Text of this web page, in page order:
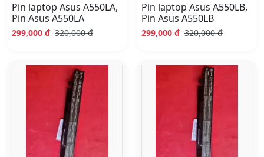
Pin laptop Asus A550LA,
Pin Asus A550LA
299,000 đ 320,000 đ
Pin laptop Asus A550LB,
Pin Asus A550LB
299,000 đ 320,000 đ